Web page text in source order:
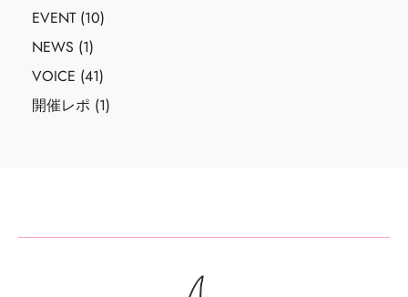
EVENT(10)
NEWS (1)
VOICE (41)
開催レポ (1)